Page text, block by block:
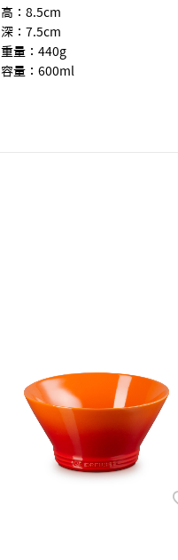
高：8.5cm
深：7.5cm
重量：440g
容量：600ml